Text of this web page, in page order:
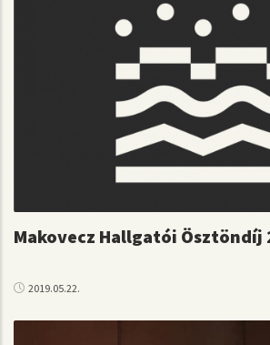
Makovecz Hallgatói Ösztöndíj
2019.05.22.